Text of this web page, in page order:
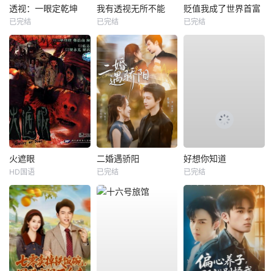
透视：一眼定乾坤
已完结
我有透视无所不能
已完结
贬值我成了世界首富
已完结
火遮眼
HD国语
二婚遇骄阳
已完结
好想你知道
已完结